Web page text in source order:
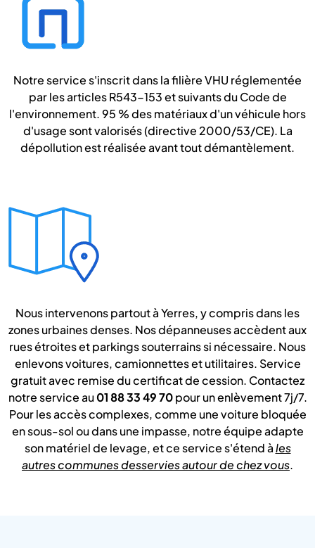
Notre service s'inscrit dans la filière VHU réglementée
par les articles R543-153 et suivants du Code de
l'environnement. 95 % des matériaux d'un véhicule hors
d'usage sont valorisés (directive 2000/53/CE). La
dépollution est réalisée avant tout démantèlement.
Nous intervenons partout à Yerres, y compris dans les
zones urbaines denses. Nos dépanneuses accèdent aux
rues étroites et parkings souterrains si nécessaire. Nous
enlevons voitures, camionnettes et utilitaires. Service
gratuit avec remise du certificat de cession. Contactez
notre service au01 88 33 49 70pour un enlèvement 7j/7.
Pour les accès complexes, comme une voiture bloquée
en sous-sol ou dans une impasse, notre équipe adapte
son matériel de levage, et ce service s'étend àles
autres communes desservies autour de chez vous.